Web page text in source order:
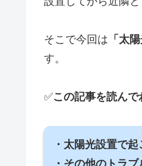
そこで今回は 「太
す。
✅この記事を読んで
・太陽光設置で
・その他のトラブ